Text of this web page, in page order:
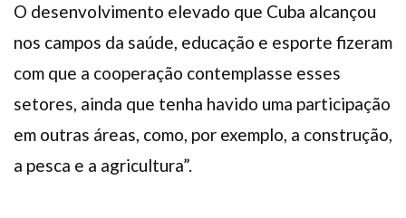
O desenvolvimento elevado que Cuba alcançou
nos campos da saúde, educação e esporte fizeram
com que a cooperação contemplasse esses
setores, ainda que tenha havido uma participação
em outras áreas, como, por exemplo, a construção,
a pesca e a agricultura”.